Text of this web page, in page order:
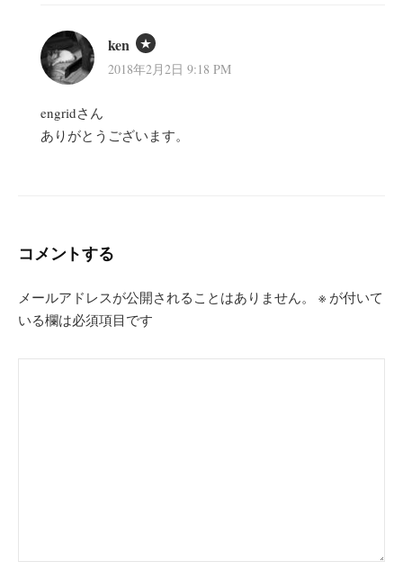
ken
2018年2月2日 9:18 PM
engridさん
ありがとうございます。
コメントする
メールアドレスが公開されることはありません。 ※ が付いて
いる欄は必須項目です